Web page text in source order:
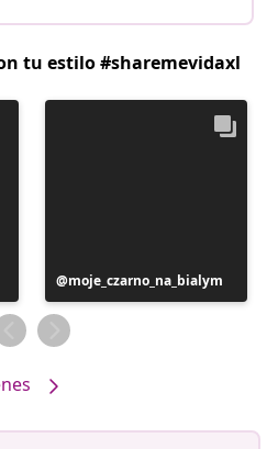
tu estilo #sharemevidaxl
Publicación
realizada
por
moje_czarno_na_bialym